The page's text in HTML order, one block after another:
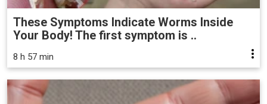
These Symptoms Indicate Worms Inside
Your Body! The first symptom is ..
8 h 57 min